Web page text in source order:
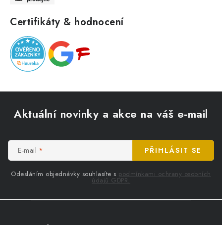
Certifikáty & hodnocení
Aktuální novinky a akce na váš e-mail
E-mail
Odesláním objednávky souhlasíte s podmínkami ochrany osobních
údajů GDPR.
PŘIHLÁSIT SE